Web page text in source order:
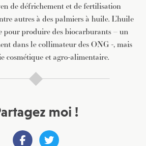
de défrichement et de fertilisation
autres à des palmiers à huile. L’huile
pour produire des biocarburants – un
dans le collimateur des ONG -, mais
cosmétique et agro-alimentaire.
moi !